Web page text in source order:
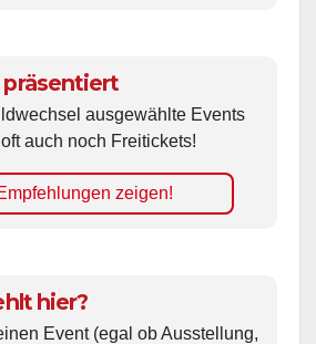
ausgewählte Events
auch noch Freitickets!
zeigen!
hier?
Event (egal ob Ausstellung,